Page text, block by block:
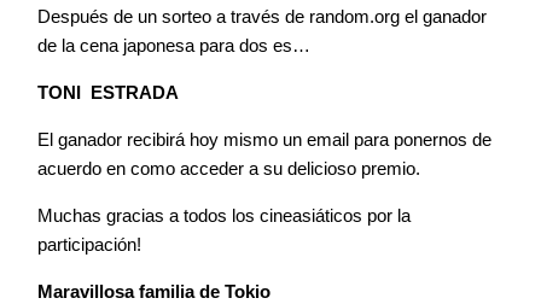
Después de un sorteo a través de random.org el ganador
de la cena japonesa para dos es…
TONI ESTRADA
El ganador recibirá hoy mismo un email para ponernos de
acuerdo en como acceder a su delicioso premio.
Muchas gracias a todos los cineasiáticos por la
participación!
Maravillosa familia de Tokio